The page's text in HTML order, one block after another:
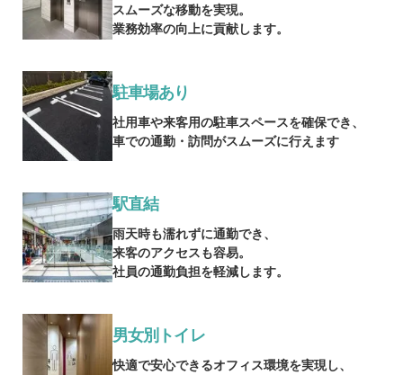
スムーズな移動を実現。
業務効率の向上に貢献します。
駐車場あり
社用車や来客用の駐車スペースを確保でき、
車での通勤・訪問がスムーズに行えます
駅直結
雨天時も濡れずに通勤でき、
来客のアクセスも容易。
社員の通勤負担を軽減します。
男女別トイレ
快適で安心できるオフィス環境を実現し、